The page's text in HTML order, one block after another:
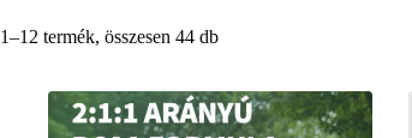
1–12 termék, összesen 44 db